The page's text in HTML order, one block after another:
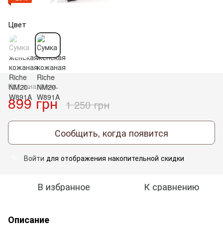
Цвет
Нет в наличии
899 грн 1 250 грн
Сообщить, когда появится
Войти для отображения накопительной скидки
В избранное К сравнению
Описание